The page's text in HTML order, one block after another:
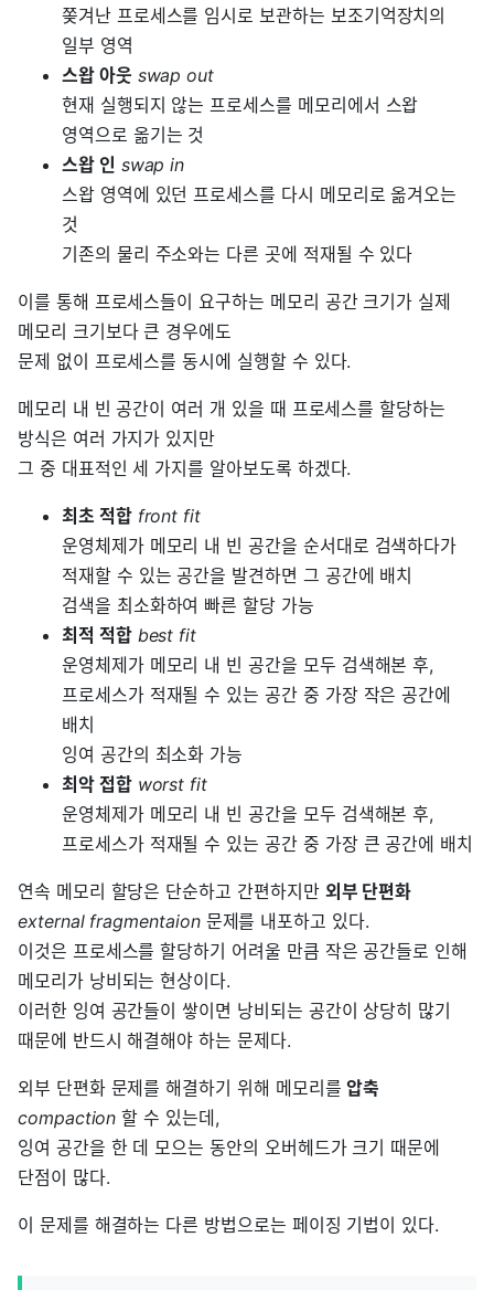
쫒겨난 프로세스를 임시로 보관하는 보조기억장치의
일부 영역
스왑 아웃 swap out
현재 실행되지 않는 프로세스를 메모리에서 스왑
영역으로 옮기는 것
스왑 인 swap in
스왑 영역에 있던 프로세스를 다시 메모리로 옮겨오는
것
기존의 물리 주소와는 다른 곳에 적재될 수 있다
이를 통해 프로세스들이 요구하는 메모리 공간 크기가 실제
메모리 크기보다 큰 경우에도
문제 없이 프로세스를 동시에 실행할 수 있다.
메모리 내 빈 공간이 여러 개 있을 때 프로세스를 할당하는
방식은 여러 가지가 있지만
그 중 대표적인 세 가지를 알아보도록 하겠다.
최초 적합 front fit
운영체제가 메모리 내 빈 공간을 순서대로 검색하다가
적재할 수 있는 공간을 발견하면 그 공간에 배치
검색을 최소화하여 빠른 할당 가능
최적 적합 best fit
운영체제가 메모리 내 빈 공간을 모두 검색해본 후,
프로세스가 적재될 수 있는 공간 중 가장 작은 공간에
배치
잉여 공간의 최소화 가능
최악 접합 worst fit
운영체제가 메모리 내 빈 공간을 모두 검색해본 후,
프로세스가 적재될 수 있는 공간 중 가장 큰 공간에 배치
연속 메모리 할당은 단순하고 간편하지만 외부 단편화
external fragmentaion문제를 내포하고 있다.
이것은 프로세스를 할당하기 어려울 만큼 작은 공간들로 인해
메모리가 낭비되는 현상이다.
이러한 잉여 공간들이 쌓이면 낭비되는 공간이 상당히 많기
때문에 반드시 해결해야 하는 문제다.
외부 단편화 문제를 해결하기 위해 메모리를압축
compaction 할 수 있는데,
잉여 공간을 한 데 모으는 동안의 오버헤드가 크기 때문에
단점이 많다.
이 문제를 해결하는 다른 방법으로는 페이징 기법이 있다.